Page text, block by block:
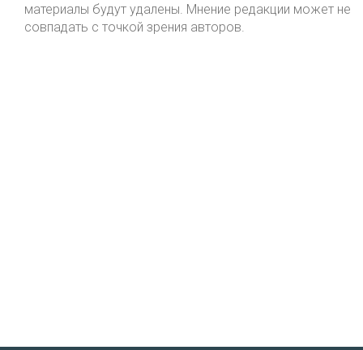
материалы будут удалены. Мнение редакции может не
совпадать с точкой зрения авторов.